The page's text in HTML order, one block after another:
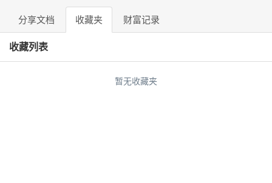
分享文档 收藏夹 财富记录
收藏列表
暂无收藏夹